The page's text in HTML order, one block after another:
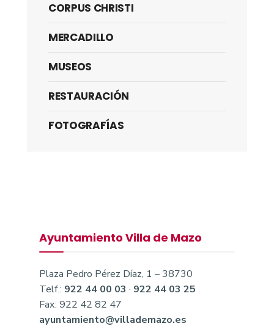
CORPUS CHRISTI
MERCADILLO
MUSEOS
RESTAURACIÓN
FOTOGRAFÍAS
Ayuntamiento Villa de Mazo
Plaza Pedro Pérez Díaz, 1 – 38730
Telf.: 922 44 00 03 · 922 44 03 25
Fax: 922 42 82 47
ayuntamiento@villademazo.es